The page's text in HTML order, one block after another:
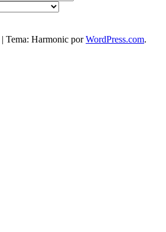
| Tema: Harmonic porWordPress.com.